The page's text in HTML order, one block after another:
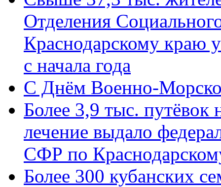
Отделения
Краснодарскому краю
с начала года
C Днём Военно-
Более 3,9 тыс. путёвок
лечение выдало
СФР по
Более 300 кубанских